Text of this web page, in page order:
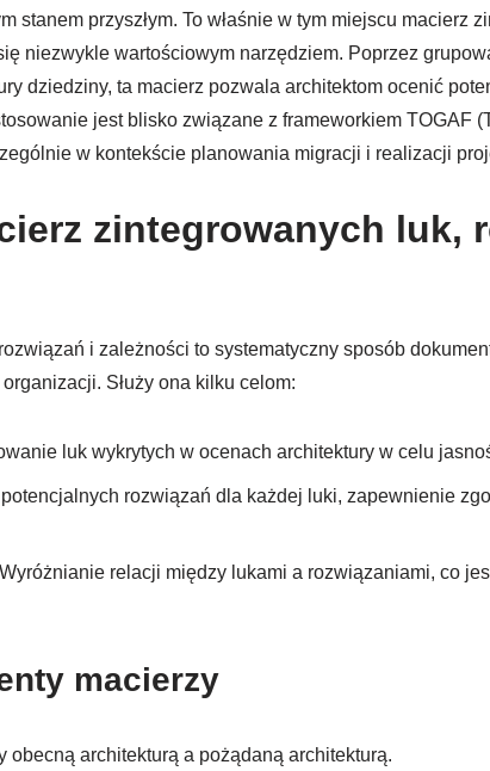
stanem przyszłym. To właśnie w tym miejscu macierz
niezwykle wartościowym narzędziem. Poprzez
dziedziny, ta macierz pozwala architektom ocenić
jest blisko związane z frameworkiem TOGAF
w kontekście planowania migracji i realizacji
zintegrowanych luk,
i zależności to systematyczny sposób
Służy ona kilku celom:
luk wykrytych w ocenach architektury w celu
rozwiązań dla każdej luki, zapewnienie
relacji między lukami a rozwiązaniami, co
macierzy
obecną architekturą a pożądaną architekturą.